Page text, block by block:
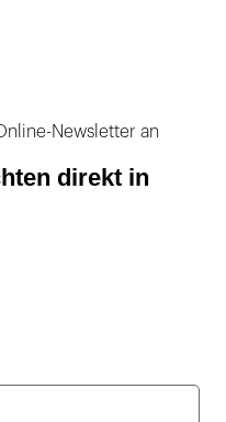
Newsletter an
direkt in